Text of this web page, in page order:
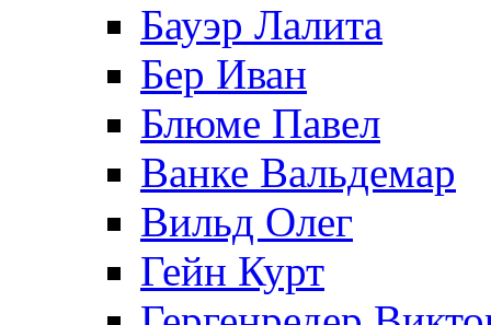
Бауэр Лалита
Бер Иван
Блюме Павел
Ванке Вальдемар
Вильд Олег
Гейн Курт